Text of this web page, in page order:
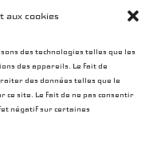
aux cookies
des technologies telles que les
des appareils. Le fait de
des données telles que le
ce site. Le fait de ne pas consentir
négatif sur certaines